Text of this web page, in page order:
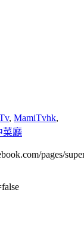
, MamiTvhk,
菜廳
pages/